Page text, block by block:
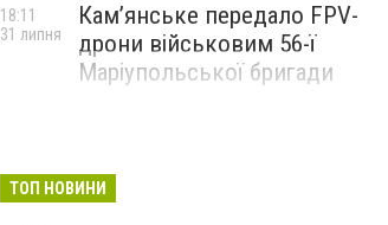
Кам’янське передало FPV-
дрони військовим 56-ї
Маріупольської бригади
18:11
31 липня
ТОП НОВИНИ